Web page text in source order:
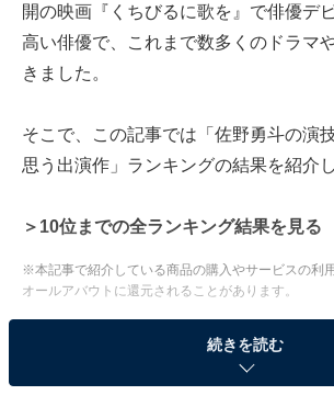
開の映画『くちびるに歌を』で俳優デ
高い俳優で、これまで数多くのドラマ
きました。
そこで、この記事では「佐野勇斗の演
思う出演作」ランキングの結果を紹介し
＞10位までの全ランキング結果を見る
※本記事で紹介している商品の購入やサービスの利
オールアバウトに還元されることがあります。
2位：『真犯人フラグ』（橘一星）
続きを読む